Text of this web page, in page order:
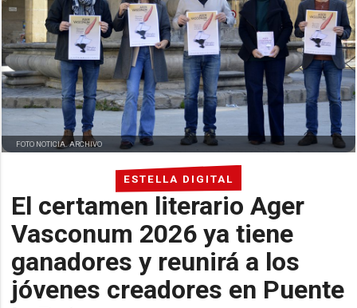
ESTELLA DIGITAL
El certamen literario Ager
Vasconum 2026 ya tiene
ganadores y reunirá a los
jóvenes creadores en Puente
FOTO NOTICIA. ARCHIVO